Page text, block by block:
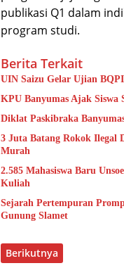
publikasi Q1 dalam
program studi.
Berita Terkait
UIN Saizu Gelar Ujian
KPU Banyumas Ajak Siswa
Diklat Paskibraka
3 Juta Batang Rokok Ilegal
Murah
2.585 Mahasiswa Baru
Kuliah
Sejarah Pertempuran
Gunung Slamet
Berikutnya